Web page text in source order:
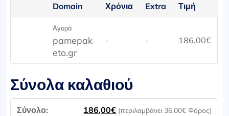
Domain Χρόνια Extra Τιμή
Αγορά
pamepak
eto.gr
- - 186,00€
Σύνολα καλαθιού
186,00€ (περιλαμβάνει 36,00€ Φόρος)